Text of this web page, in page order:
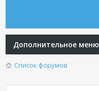
Дополнительное меню
Список форумов